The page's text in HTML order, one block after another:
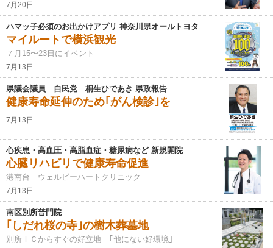
7月20日
ハマッ子必須のお出かけアプリ 神奈川県オールトヨタ
マイルートで横浜観光
７月15〜23日にイベント
7月13日
県議会議員 自民党 桐生ひであき 県政報告
健康寿命延伸のため｢がん検診｣を
7月13日
心疾患・高血圧・高脂血症・糖尿病など 新規開院
心臓リハビリで健康寿命促進
港南台 ウェルビーハートクリニック
7月13日
南区別所普門院
｢しだれ桜の寺｣の樹木葬墓地
別所ＩＣからすぐの好立地 ｢他にない好環境｣